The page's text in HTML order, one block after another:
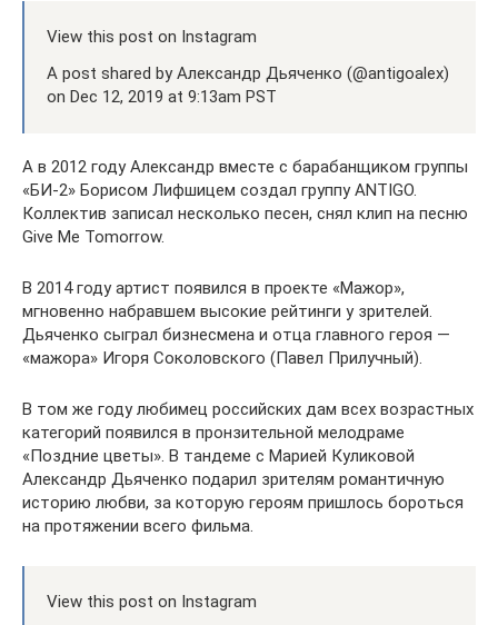
View this post on Instagram
A post shared by Александр Дьяченко (@antigoalex)
on Dec 12, 2019 at 9:13am PST
А в 2012 году Александр вместе с барабанщиком группы
«БИ-2» Борисом Лифшицем создал группу ANTIGO.
Коллектив записал несколько песен, снял клип на песню
Give Me Tomorrow.
В 2014 году артист появился в проекте «Мажор»,
мгновенно набравшем высокие рейтинги у зрителей.
Дьяченко сыграл бизнесмена и отца главного героя —
«мажора» Игоря Соколовского (Павел Прилучный).
В том же году любимец российских дам всех возрастных
категорий появился в пронзительной мелодраме
«Поздние цветы». В тандеме с Марией Куликовой
Александр Дьяченко подарил зрителям романтичную
историю любви, за которую героям пришлось бороться
на протяжении всего фильма.
View this post on Instagram